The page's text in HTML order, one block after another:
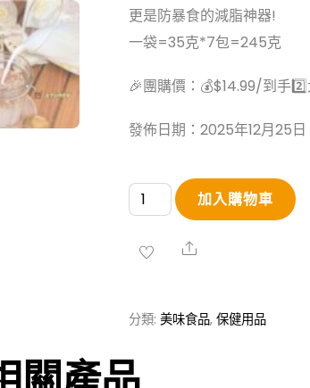
更是防暴食的減脂神器!
一袋=35克*7包=245克
🎉團購價：💰$14.99/到手
發佈日期：2025年12月25日
【松
鼠
驛
麥
片
亞
加入購物車
Share
分類:美味食品,保健用品